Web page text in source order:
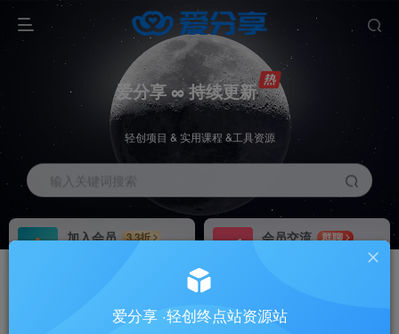
爱分享 ∞ 持续更新
轻创项目 & 实用课程 &工具资源
输入关键词搜索
加入会员
3.3折
会员交流
群聊
推广返佣高达70%
24小时自动赚钱
爱分享 ·轻创终点站资源站